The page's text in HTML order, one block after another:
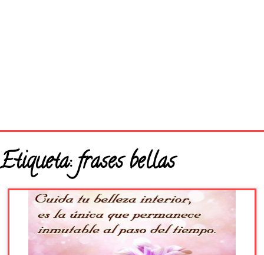
Página principal
Buenos Días
Días de la Semana
Buenas Noches
Etiqueta:frases bellas